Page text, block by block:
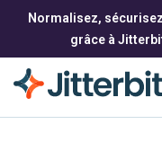
Normalisez,
grâce à